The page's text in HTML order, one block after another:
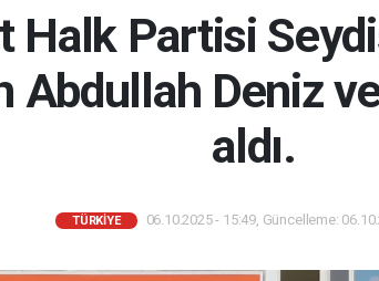
Halk Partisi
Abdullah Deniz
aldı.
TÜRKIYE 06.10.2025 - 15:49, Güncelleme: